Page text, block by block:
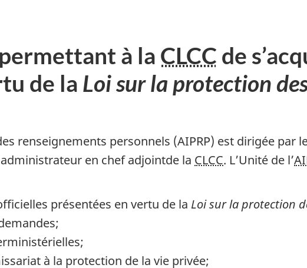
à la CLCC de
de la Loi sur la protection
renseignements personnels (AIPRP) est dirigée par
en chef adjointde la CLCC. L’Unité de l’
présentées en vertu de la Loi sur la protection
à la protection de la vie privée;